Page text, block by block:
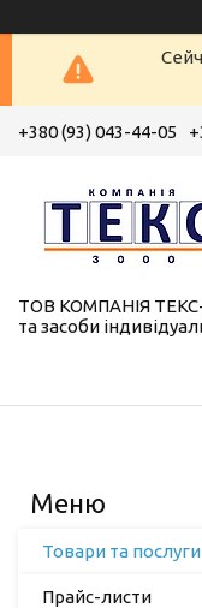
+380 (93) 043-44-05
ТОВ КОМПАНІЯ
та засоби
Товари та послуги
Прайс-листи